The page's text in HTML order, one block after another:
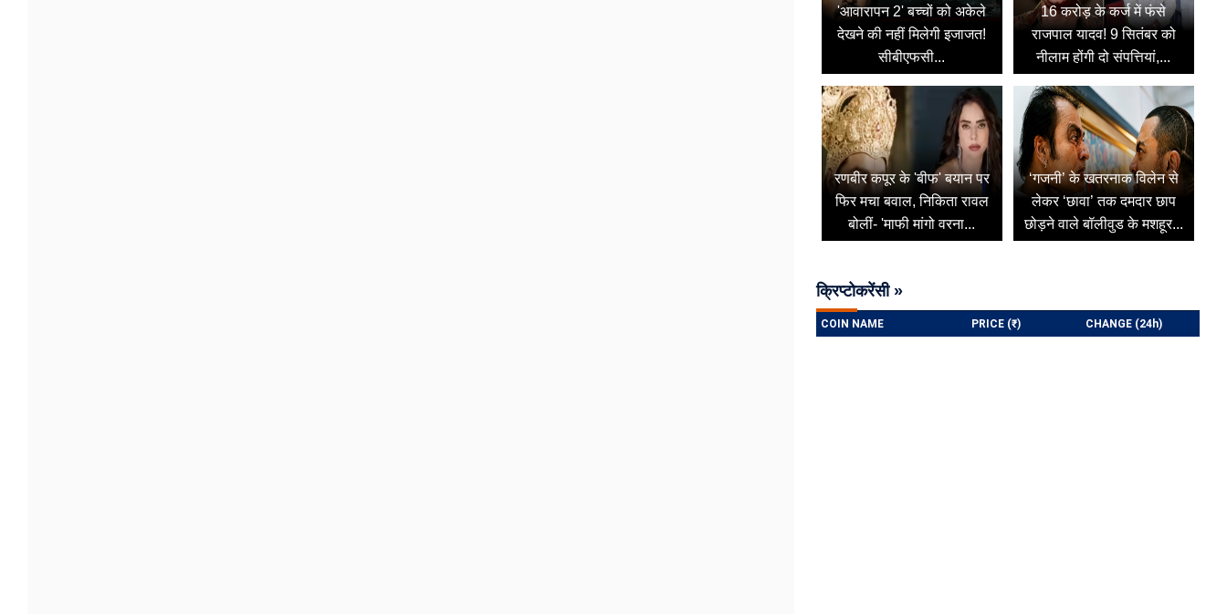
'आवारापन 2' बच्चों को अकेले
देखने की नहीं मिलेगी इजाजत!
सीबीएफसी...
16 करोड़ के कर्ज में फंसे
राजपाल यादव! 9 सितंबर को
नीलाम होंगी दो संपत्तियां,...
रणबीर कपूर के 'बीफ' बयान पर
फिर मचा बवाल, निकिता रावल
बोलीं- 'माफी मांगो वरना...
‘गजनी’ के खतरनाक विलेन से
लेकर ‘छावा’ तक दमदार छाप
छोड़ने वाले बॉलीवुड के मशहूर...
क्रिप्टोकरेंसी »